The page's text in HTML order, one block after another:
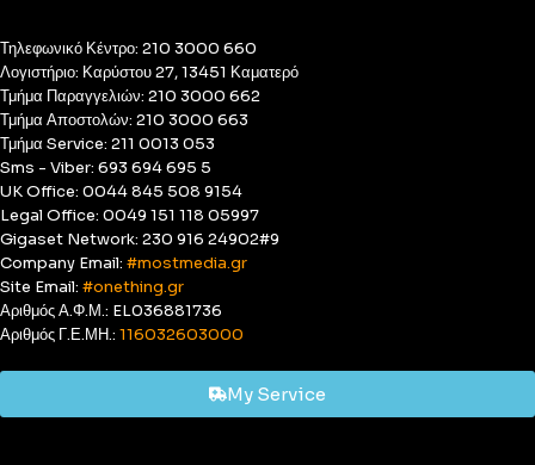
Τηλεφωνικό Κέντρο: 210 3000 660
Λογιστήριο: Καρύστου 27, 13451 Καματερό
Τμήμα Παραγγελιών: 210 3000 662
Τμήμα Αποστολών: 210 3000 663
Τμήμα Service: 211 0013 053
Sms - Viber: 693 694 695 5
UK Office: 0044 845 508 9154
Legal Office: 0049 151 118 05997
Gigaset Network: 230 916 24902#9
Company Email: #mostmedia.gr
Site Email: #onething.gr
Αριθμός Α.Φ.Μ.: EL036881736
Αριθμός Γ.Ε.ΜΗ.: 116032603000
My Service